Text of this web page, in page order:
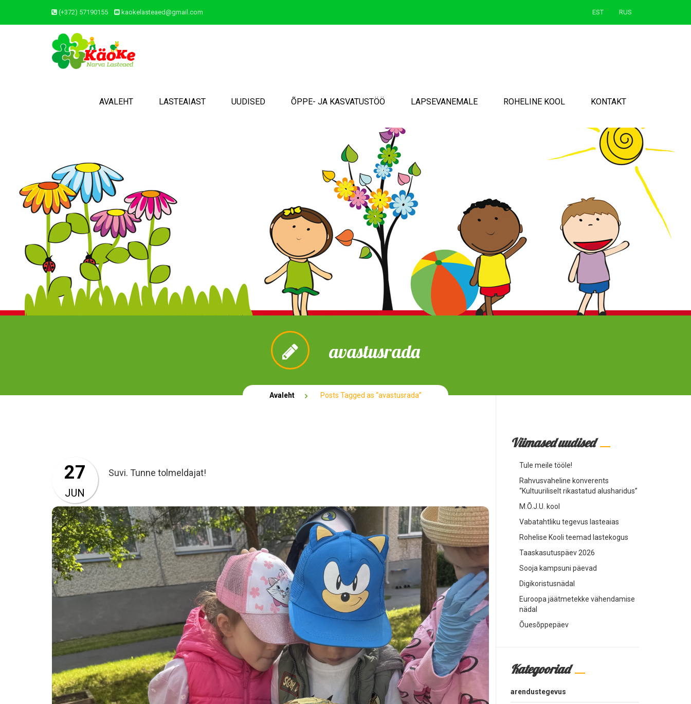
(+372) 57190155 kaokelasteaed@gmail.com EST RUS
AVALEHT LASTEAIAST UUDISED ÕPPE- JA KASVATUSTÖÖ LAPSEVANEMALE ROHELINE KOOL KONTAKT
avastusrada
Avaleht Posts Tagged as “avastusrada”
Suvi. Tunne tolmeldajat!
27
JUN
Viimased uudised
Tule meile tööle!
Rahvusvaheline konverents
“Kultuuriliselt rikastatud alusharidus”
M.Õ.J.U. kool
Vabatahtliku tegevus lasteaias
Rohelise Kooli teemad lastekogus
Taaskasutuspäev 2026
Sooja kampsuni päevad
Digikoristusnädal
Euroopa jäätmetekke vähendamise
nädal
Õuesõppepäev
Kategooriad
arendustegevus